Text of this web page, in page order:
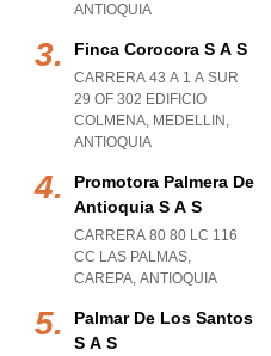
ANTIOQUIA
Finca Corocora S A S
CARRERA 43 A 1 A SUR
29 OF 302 EDIFICIO
COLMENA, MEDELLIN ,
ANTIOQUIA
Promotora Palmera De
Antioquia S A S
CARRERA 80 80 LC 116
CC LAS PALMAS,
CAREPA, ANTIOQUIA
Palmar De Los Santos
S A S